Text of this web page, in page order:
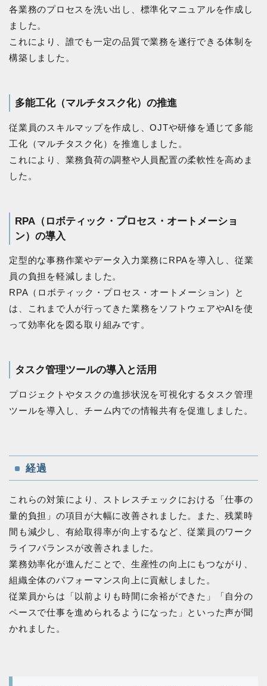
各業務のプロセスを洗い出し、標準化マニュアルを作成し
ました。
これにより、誰でも一定の品質で業務を遂行できる体制を
構築しました。
多能工化（マルチタスク化）の推進
従業員のスキルマップを作成し、OJTや研修を通じて多能
工化（マルチタスク化）を推進しました。
これにより、業務負荷の調整や人員配置の柔軟性を高めま
した。
RPA（ロボティック・プロセス・オートメーショ
ン）の導入
定型的な事務作業やデータ入力業務にRPAを導入し、従業
員の負担を軽減しました。
RPA（ロボティック・プロセス・オートメーション）と
は、これまで人が行ってきた業務をソフトウェアやAIを使
って効率化を図る取り組みです。
タスク管理ツールの導入と活用
プロジェクトやタスクの進捗状況を可視化するタスク管理
ツールを導入し、チーム内での情報共有を促進しました。
経過
これらの対策により、ストレスチェックにおける「仕事の
量的負担」の項目が大幅に改善されました。また、残業時
間も減少し、有給取得率が向上するなど、従業員のワーク
ライフバランスが改善されました。
業務効率化が進んだことで、生産性の向上にもつながり、
組織全体のパフォーマンス向上に貢献しました。
従業員からは「以前よりも時間に余裕ができた」「自分の
ペースで仕事を進められるようになった」といった声が聞
かれました。